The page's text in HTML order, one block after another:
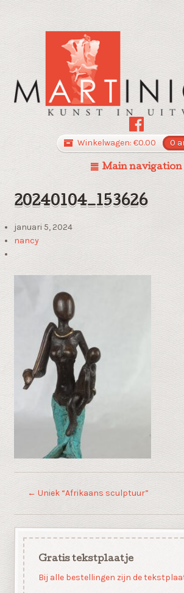
Winkelwagen: €0.00 0
Main navigation
20240104_153626
januari 5, 2024
nancy
← Uniek “Afrikaans sculptuur”
Gratis tekstplaatje
Bij alle bestellingen zijn de